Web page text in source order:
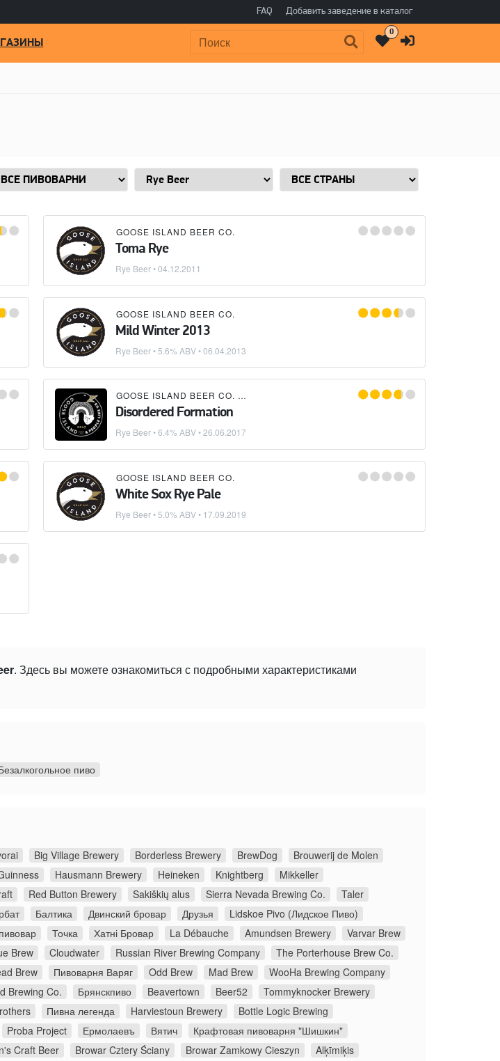
FAQ Добавить заведение в каталог
Поиск: 0
GOOSE ISLAND BEER CO.
Toma Rye
Rye Beer•04.12.2011
GOOSE ISLAND BEER CO.
Mild Winter 2013
Rye Beer• 5.6% ABV •06.04.2013
GOOSE ISLAND BEER CO.
Disordered Formation
Rye Beer• 6.4% ABV •26.06.2017
GOOSE ISLAND BEER CO.
White Sox Rye Pale
Rye Beer• 5.0% ABV • 17.09.2019
. Здесь вы можете ознакомиться с подробными характеристиками
пиво
Big Village Brewery Borderless Brewery BrewDog
Brouwerij de Molen
Hausmann Brewery Heineken Knightberg
Mikkeller
Red Button Brewery Sakiškių alus Sierra Nevada Brewing Co.
Taler
Балтика Двинский бровар Друзья
Lidskoe Pivo (Лидское Пиво)
Точка Хатні Бровар La Débauche Amundsen Brewery
Varvar Brew
Brew Cloudwater Russian River Brewing Company
The Porterhouse Brew Co.
Brew Пивоварня Варяг Odd Brew Mad Brew
WooHa Brewing Company
Brewing Co. Брянскпиво Beavertown Beer52
Tommyknocker Brewery
Пивна легенда Harviestoun Brewery
Bottle Logic Brewing
Proba Project Ермолаевъ Вятич
Крафтовая пивоварня "Шишкин"
Craft Beer Browar Cztery Ściany Browar Zamkowy Cieszyn
Alķīmiķis